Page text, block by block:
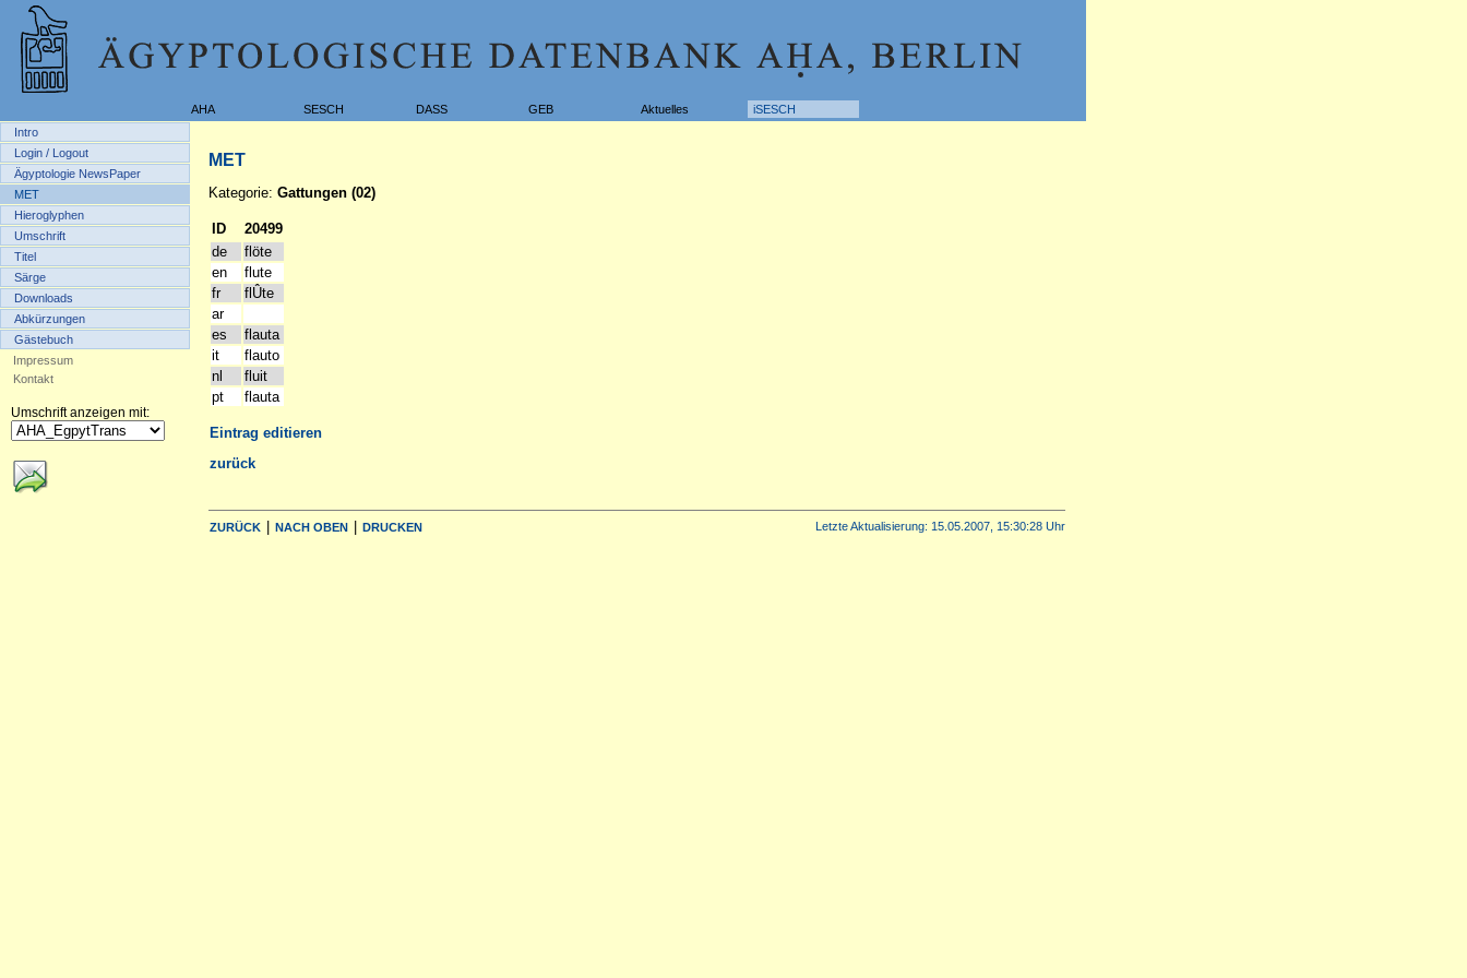
AHA SESCH DASS GEB Aktuelles
iSESCH
Intro
Login / Logout
Ägyptologie NewsPaper
MET
Hieroglyphen
Umschrift
Titel
Särge
Downloads
Abkürzungen
Gästebuch
Impressum
Kontakt
Umschrift anzeigen mit:
MET
Kategorie: Gattungen (02)
ID
20499
de
flöte
en
flute
fr
flÛte
ar
es
flauta
it
flauto
nl
fluit
pt
flauta
Eintrag editieren
zurück
ZURÜCK | NACH OBEN | DRUCKEN Letzte Aktualisierung: 15.05.2007, 15:30:28 Uhr